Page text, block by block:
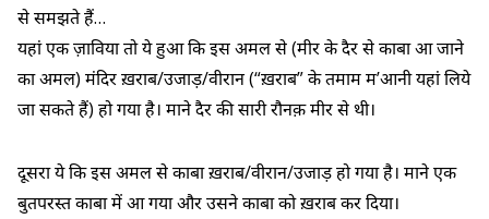
से समझते हैं…
यहां एक ज़ाविया तो ये हुआ कि इस अमल से (मीर के दैर से काबा आ जाने
का अमल) मंदिर ख़राब/उजाड़/वीरान (“ख़राब” के तमाम म’आनी यहां लिये
जा सकते हैं) हो गया है। माने दैर की सारी रौनक़ मीर से थी।
दूसरा ये कि इस अमल से काबा ख़राब/वीरान/उजाड़ हो गया है। माने एक
बुतपरस्त काबा में आ गया और उसने काबा को ख़राब कर दिया।